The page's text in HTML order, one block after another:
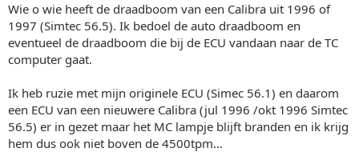
r
t
e
r
u
m
Wie o wie heeft de draadboom van een Calibra uit 1996 of
1997 (Simtec 56.5). Ik bedoel de auto draadboom en
eventueel de draadboom die bij de ECU vandaan naar de TC
computer gaat.
Ik heb ruzie met mijn originele ECU (Simec 56.1) en daarom
een ECU van een nieuwere Calibra (jul 1996 /okt 1996 Simtec
56.5) er in gezet maar het MC lampje blijft branden en ik krijg
hem dus ook niet boven de 4500tpm...